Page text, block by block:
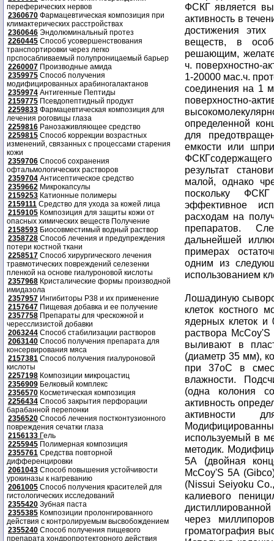
переферических нервов
2360670 Фармацевтическая композиция при
климактерических расстройствах
2360646 Эндолюминальный протез
2260445 Способ усовершенствования
транспортировки через легко
прспосабливаемый полупроницаемый барьер
2260007 Производные амида
2359975 Способ получения
модифицированных арабиногалактанов
2359974 Антигенные Пептиды
2159775 Псевдопептидный продукт
2259833 Фармацевтическая композиция для
лечения роговицы глаза
2259816 Ранозаживляющее средство
2259815 Способ коррекции возрастных
изменений, связанных с процессами старения
кожи
2359706 Способ сохранения
офтальмологических растворов
2359704 Антисептическое средство
2359662 Микрокапсулы
2159253 Катионные полимеры
2159111 Средство для ухода за кожей лица
2159105 Композиция для защиты кожи от
опасных химических веществ Получение
2158593 Биосовместимый водный раствор
2358728 Способ лечения и предупреждения
потери костной ткани
2258517 Способ хирургического лечения
травмотических повреждений селезенки
пленкой на основе гиалуроновой кислоты
2357968 Кристалические формы производной
имидазола
2357957 Ингибиторы P38 и их применение
2157647 Пищевая добавка и ее получение
2357758 Препараты для чрескожной и
чересслизистой добавки
2063244 Способ стабилизации растворов
2063140 Способ получения препарата для
консервирования мяса
2157381 Способ получения гиалуроновой
кислоты
2257198 Композиции микроцастиц
2356909 Белковый комплекс
2356570 Косметическая композиция
2256434 Способ закрытия перфорации
барабанной перепонки
2356520 Способ лечения постконтузионного
повреждения сечатки глаза
2156133 Гель
2255945 Полимерная композиция
2355761 Средства повторной
дифференцировки
2061043 Способ повышения устойчивости
урокиназы к нагреванию
2061005 Способ получения красителей для
гистологических исследований
2355420 Зубная паста
2355385 Композиции пролонгированного
действия с контролируемым высвобождением
2355240 Способ получения пищевого
препарата хондропротекторного действия
Лошадиную
клеток
ядерных клеток и
раствора
выливают в
(диаметр 35 мм),
при 37оС в
влажности.
(одна колония
активность
активности
используемый в
методик.
5А (двойная
МсСоy'S 5А
(Nissui Seiyoku
калиевого
через
громатография